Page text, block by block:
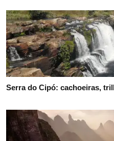
Serra do Cipó: cachoeiras,